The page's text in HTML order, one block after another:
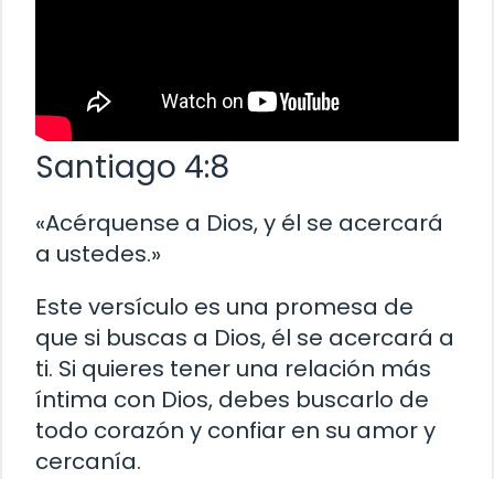
Santiago 4:8
«Acérquense a Dios, y él se acercará
a ustedes.»
Este versículo es una promesa de
que si buscas a Dios, él se acercará a
ti. Si quieres tener una relación más
íntima con Dios, debes buscarlo de
todo corazón y confiar en su amor y
cercanía.